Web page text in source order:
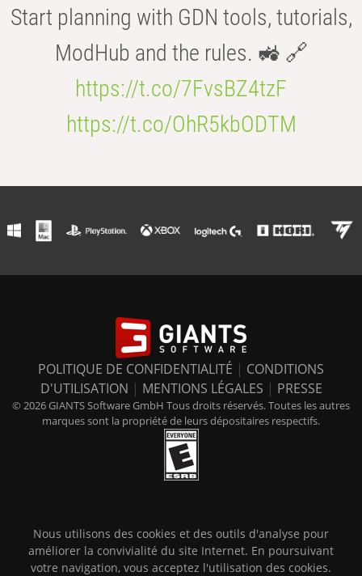
Start planning with GDN tools, tutorials,
ModHub and the rules. 🚜 🔗
https://t.co/7FvsBZ4tzF
https://t.co/OhR5kbODTM
POLITIQUE DE CONFIDENTIALITÉ | CONDITIONS
D'UTILISATION | MENTIONS LÉGALES | PRESSE
© 2026 GIANTS Software GmbH Tous droits réservés. Toutes les autres
marques sont la propriété de leurs dépositaires respectifs.
Nous utilisons des cookies et des outils d'analyse pour
améliorer la convivialité du site Internet. En poursuivant
votre navigation, vous acceptez l'utilisation des cookies.